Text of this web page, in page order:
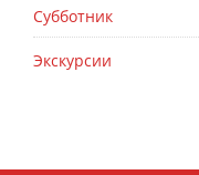
Субботник
Экскурсии